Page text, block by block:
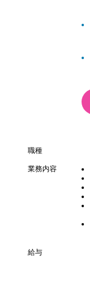
職種
業務内容
給与